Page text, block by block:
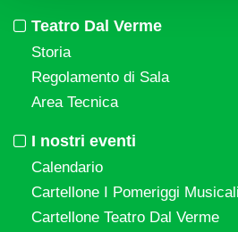
Teatro Dal Verme
Storia
Regolamento di Sala
Area Tecnica
I nostri eventi
Calendario
Cartellone I Pomeriggi Musicali
Cartellone Teatro Dal Verme